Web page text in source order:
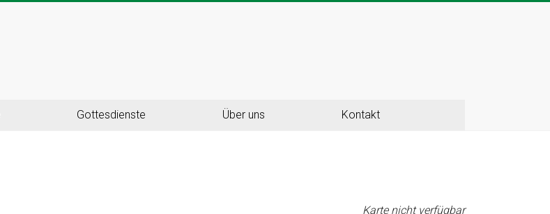
Gottesdienste Über uns Kontakt
Karte nicht verfügbar